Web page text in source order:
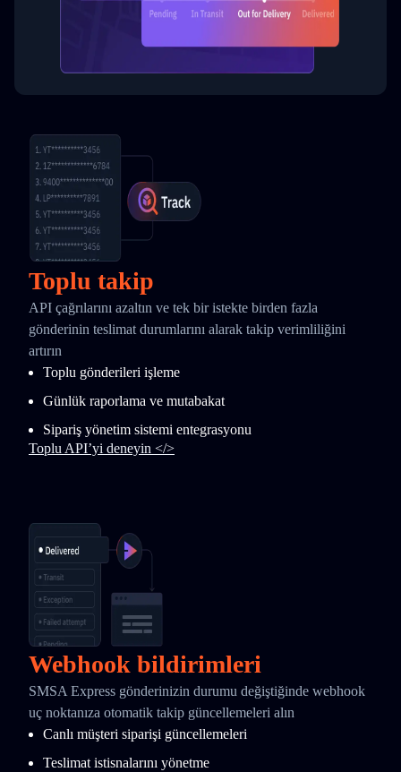
Toplu takip
API çağrılarını azaltın ve tek bir istekte birden fazla
gönderinin teslimat durumlarını alarak takip verimliliğini
artırın
Toplu gönderileri işleme
Günlük raporlama ve mutabakat
Sipariş yönetim sistemi entegrasyonu
Toplu API’yi deneyin </>
Webhook bildirimleri
SMSA Express gönderinizin durumu değiştiğinde webhook
uç noktanıza otomatik takip güncellemeleri alın
Canlı müşteri siparişi güncellemeleri
Teslimat istisnalarını yönetme